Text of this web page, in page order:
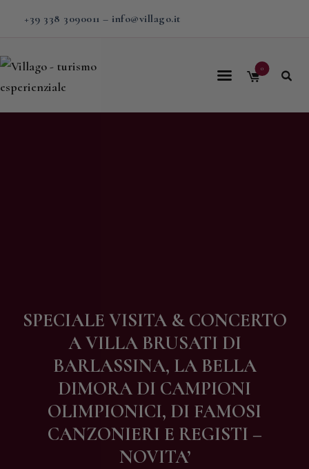
+39 338 3090011 – info@villago.it
0
SPECIALE VISITA & CONCERTO
A VILLA BRUSATI DI
BARLASSINA, LA BELLA
DIMORA DI CAMPIONI
OLIMPIONICI, DI FAMOSI
CANZONIERI E REGISTI –
NOVITA’
Home
Contatti